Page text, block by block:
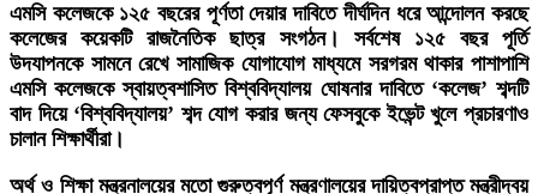
এমসি কলেজকে ১২৫ বছরের পূর্ণতা দেয়ার দাবিতে দীর্ঘদিন ধরে আন্দোলন করছে
কলেজের কয়েকটি রাজনৈতিক ছাত্র সংগঠন। সর্বশেষ ১২৫ বছর পূর্তি
উদযাপনকে সামনে রেখে সামাজিক যোগাযোগ মাধ্যমে সরগরম থাকার পাশাপাশি
এমসি কলেজকে স্বায়ত্বশাসিত বিশ্ববিদ্যালয় ঘোষনার দাবিতে ‘কলেজ’ শব্দটি
বাদ দিয়ে ‘বিশ্ববিদ্যালয়’ শব্দ যোগ করার জন্য ফেসবুকে ইভেন্ট খুলে প্রচারণাও
চালান শিক্ষার্থীরা।
অর্থ ও শিক্ষা মন্ত্রনালয়ের মতো গুরুত্বপূর্ণ মন্ত্রণালয়ের দায়িত্বপ্রাপ্ত মন্ত্রীদ্বয়